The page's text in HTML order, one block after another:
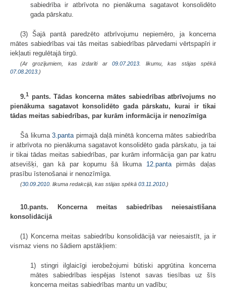
sabiedrība ir atbrīvota no pienākuma sagatavot konsolidēto
gada pārskatu.
(3) Šajā pantā paredzēto atbrīvojumu nepiemēro, ja koncerna
mātes sabiedrības vai tās meitas sabiedrības pārvedami vērtspapīri ir
iekļauti regulētajā tirgū.
(Ar grozījumiem, kas izdarīti ar09.07.2013 . likumu, kas stājas spēkā
07.08.2013. )
9.1
pants. Tādas koncerna mātes sabiedrības atbrīvojums no
pienākuma sagatavot konsolidēto gada pārskatu, kurai ir tikai
tādas meitas sabiedrības, par kurām informācija ir nenozīmīga
Šā likuma3.pantapirmajā daļā minētā koncerna mātes sabiedrība
ir atbrīvota no pienākuma sagatavot konsolidēto gada pārskatu, ja tai
ir tikai tādas meitas sabiedrības, par kurām informācija gan par katru
atsevišķi, gan kā par kopumu šā likuma 12.pantapirmās daļas
prasību īstenošanai ir nenozīmīga.
(30.09.2010 . likuma redakcijā, kas stājas spēkā 03.11.2010. )
10.pants. Koncerna meitas sabiedrības neiesaistīšana
konsolidācijā
(1) Koncerna meitas sabiedrību konsolidācijā var neiesaistīt, ja ir
vismaz viens no šādiem apstākļiem:
1) stingri ilglaicīgi ierobežojumi būtiski apgrūtina koncerna
mātes sabiedrības iespējas īstenot savas tiesības uz šīs
koncerna meitas sabiedrības mantu un vadību;